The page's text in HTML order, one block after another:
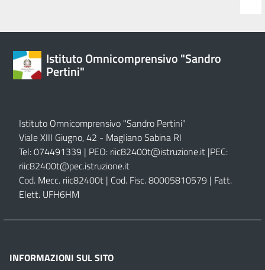
Istituto Omnicomprensivo "Sandro
Pertini"
Istituto Omnicomprensivo "Sandro Pertini"
Viale XIII Giugno, 42 - Magliano Sabina RI
Tel: 074491339 | PEO: riic82400t@istruzione.it |PEC:
riic82400t@pec.istruzione.it
Cod. Mecc. riic82400t | Cod. Fisc. 80005810579 | Fatt.
Elett. UFH6HM
INFORMAZIONI SUL SITO